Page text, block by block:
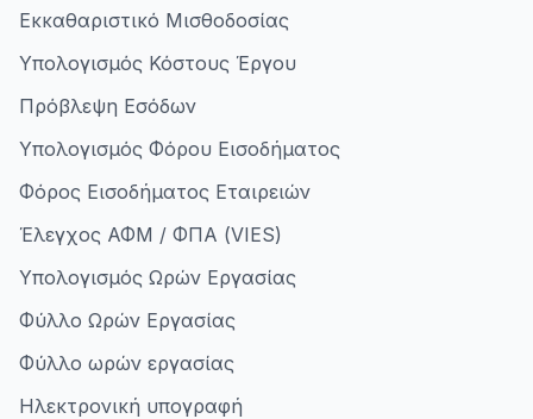
Εκκαθαριστικό Μισθοδοσίας
Υπολογισμός Κόστους Έργου
Πρόβλεψη Εσόδων
Υπολογισμός Φόρου Εισοδήματος
Φόρος Εισοδήματος Εταιρειών
Έλεγχος ΑΦΜ / ΦΠΑ (VIES)
Υπολογισμός Ωρών Εργασίας
Φύλλο Ωρών Εργασίας
Φύλλο ωρών εργασίας
Ηλεκτρονική υπογραφή